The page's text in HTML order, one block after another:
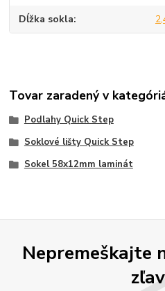
Dĺžka sokla
Tovar zaradený v
Podlahy Quick Step
Soklové lišty Quick Step
Sokel 58x12mm laminát
Nepremeškajte